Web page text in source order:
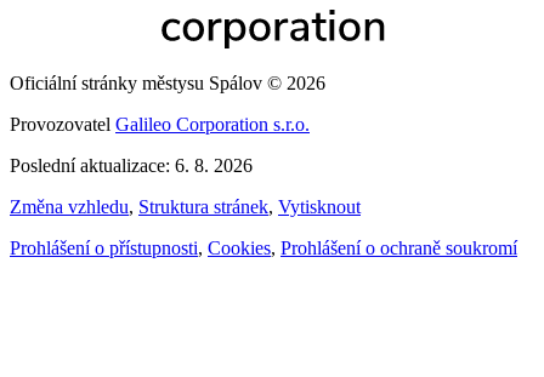
Oficiální stránky městysu Spálov © 2026
Provozovatel Galileo Corporation s.r.o.
Poslední aktualizace: 6. 8. 2026
Změna vzhledu, Struktura stránek, Vytisknout
Prohlášení o přístupnosti, Cookies, Prohlášení o ochraně soukromí